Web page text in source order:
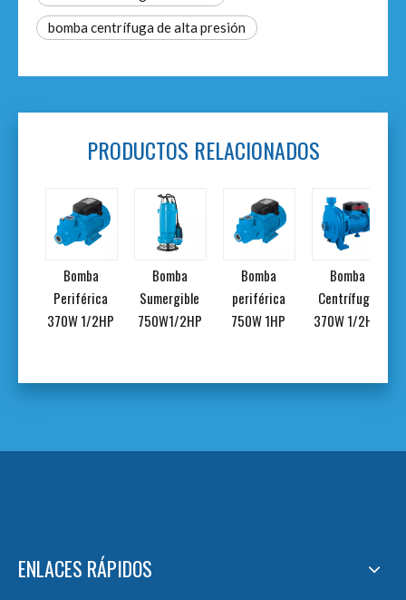
bomba centrífuga de alta presión
PRODUCTOS RELACIONADOS
Bomba
Periférica
370W 1/2HP
Bomba
Sumergible
750W1/2HP
Bomba
periférica
750W 1HP
Bomba
Centrífuga
370W 1/2HP
ENLACES RÁPIDOS